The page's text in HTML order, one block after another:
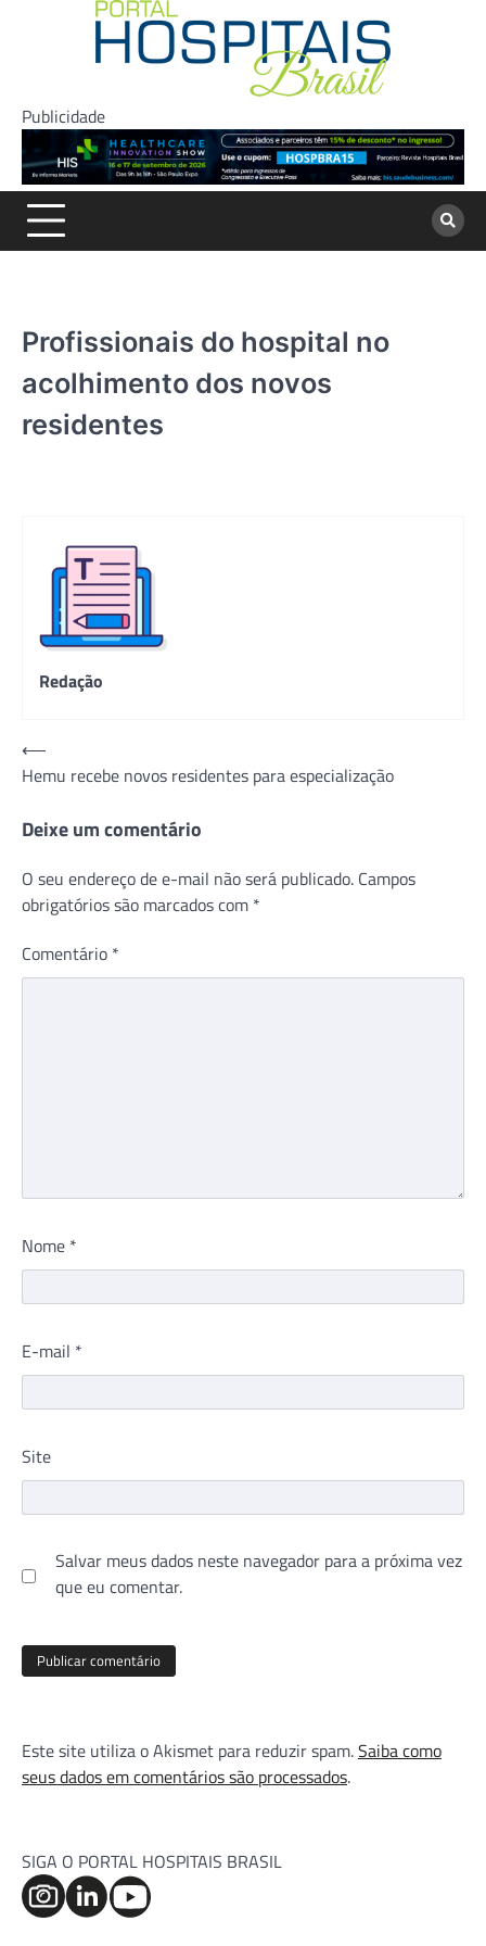
Publicidade
Profissionais do hospital no
acolhimento dos novos
residentes
Redação
Navegação
de
Post
⟵
Hemu recebe novos residentes para especialização
Deixe um comentário
O seu endereço de e-mail não será publicado. Campos
obrigatórios são marcados com *
Comentário *
Nome *
E-mail *
Site
Salvar meus dados neste navegador para a próxima vez
que eu comentar.
Este site utiliza o Akismet para reduzir spam.Saiba como
seus dados em comentários são processados.
SIGA O PORTAL HOSPITAIS BRASIL